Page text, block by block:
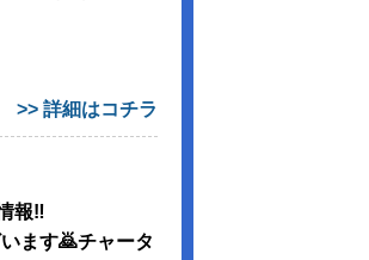
>> 詳細はコチラ
報‼️
ます🙇チャータ